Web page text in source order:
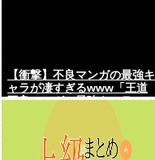
【衝撃】不良マンガの最強キ
ャラが凄すぎるwww「王道
不良マンガの最強キャラTier